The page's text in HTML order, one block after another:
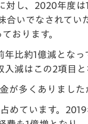
対し、2020年度
合いでなされて
おります。
年比約1億減とな
減はこの2項目と
が多くありまし
めています。